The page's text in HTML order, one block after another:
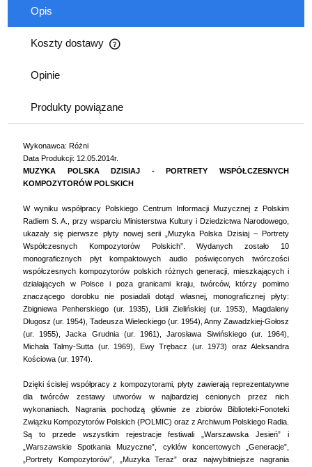
Opis
Koszty dostawy
Cena nie zawiera ewentualnych kosztów płatności
Opinie
Produkty powiązane
Wykonawca: Różni
Data Produkcji: 12.05.2014r.
MUZYKA POLSKA DZISIAJ - PORTRETY WSPÓŁCZESNYCH
KOMPOZYTORÓW POLSKICH
W wyniku współpracy Polskiego Centrum Informacji Muzycznej z Polskim
Radiem S. A., przy wsparciu Ministerstwa Kultury i Dziedzictwa Narodowego,
ukazały się pierwsze płyty nowej serii „Muzyka Polska Dzisiaj – Portrety
Współczesnych Kompozytorów Polskich”. Wydanych zostało 10
monograficznych płyt kompaktowych audio poświęconych twórczości
współczesnych kompozytorów polskich różnych generacji, mieszkających i
działających w Polsce i poza granicami kraju, twórców, którzy pomimo
znaczącego dorobku nie posiadali dotąd własnej, monograficznej płyty:
Zbigniewa Penherskiego (ur. 1935), Lidii Zielińskiej (ur. 1953), Magdaleny
Długosz (ur. 1954), Tadeusza Wieleckiego (ur. 1954), Anny Zawadzkiej-Gołosz
(ur. 1955), Jacka Grudnia (ur. 1961), Jarosława Siwińskiego (ur. 1964),
Michała Talmy-Sutta (ur. 1969), Ewy Trębacz (ur. 1973) oraz Aleksandra
Kościowa (ur. 1974).
Dzięki ścisłej współpracy z kompozytorami, płyty zawierają reprezentatywne
dla twórców zestawy utworów w najbardziej cenionych przez nich
wykonaniach. Nagrania pochodzą głównie ze zbiorów Biblioteki-Fonoteki
Związku Kompozytorów Polskich (POLMIC) oraz z Archiwum Polskiego Radia.
Są to przede wszystkim rejestracje festiwali „Warszawska Jesień” i
„Warszawskie Spotkania Muzyczne”, cyklów koncertowych „Generacje”,
„Portrety Kompozytorów”, „Muzyka Teraz” oraz najwybitniejsze nagrania